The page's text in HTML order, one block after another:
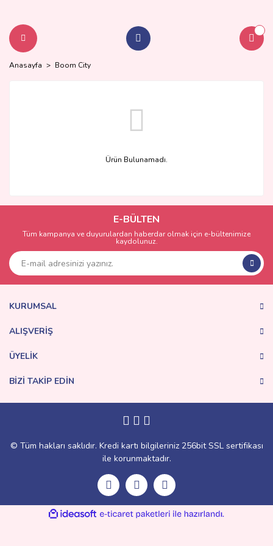
Anasayfa Boom City
Ürün Bulunamadı.
E-BÜLTEN
Tüm kampanya ve duyurulardan haberdar olmak için e-bültenimize
kaydolunuz.
KURUMSAL
ALIŞVERİŞ
ÜYELİK
BİZİ TAKİP EDİN
© Tüm hakları saklıdır. Kredi kartı bilgileriniz 256bit SSL sertifikası
ile korunmaktadır.
ideasoft
e-